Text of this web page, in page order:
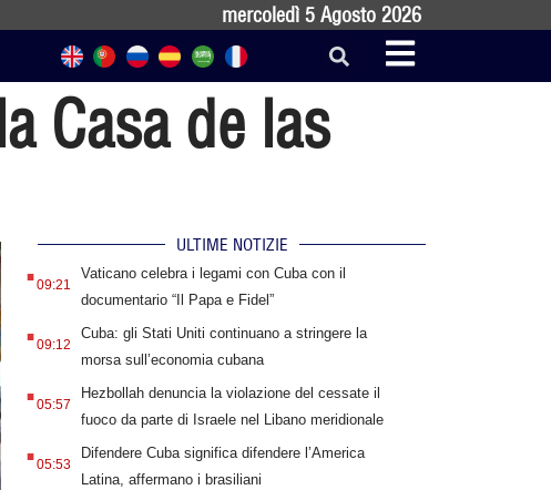
mercoledì 5 Agosto 2026
Casa de las
ULTIME NOTIZIE
.09:21
Vaticano celebra i legami con Cuba con il
documentario “Il Papa e Fidel”
.09:12
Cuba: gli Stati Uniti continuano a stringere la
morsa sull’economia cubana
.05:57
Hezbollah denuncia la violazione del cessate il
fuoco da parte di Israele nel Libano meridionale
.05:53
Difendere Cuba significa difendere l’America
Latina, affermano i brasiliani